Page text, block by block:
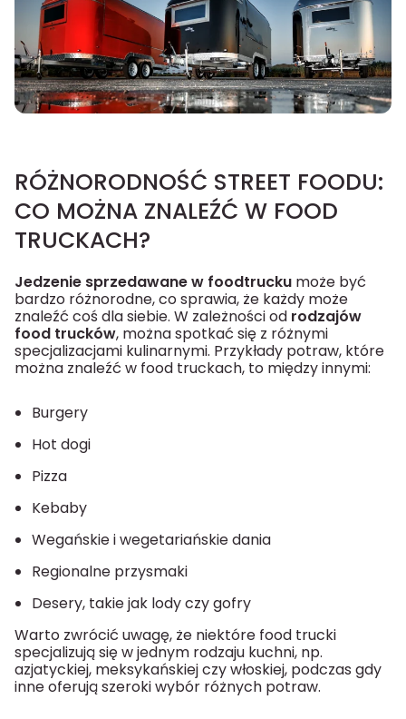
RÓŻNORODNOŚĆ STREET FOODU:
CO MOŻNA ZNALEŹĆ W FOOD
TRUCKACH?
Jedzenie sprzedawane w foodtrucku może być
bardzo różnorodne, co sprawia, że każdy może
znaleźć coś dla siebie. W zależności od rodzajów
food trucków, można spotkać się z różnymi
specjalizacjami kulinarnymi. Przykłady potraw, które
można znaleźć w food truckach, to między innymi:
Burgery
Hot dogi
Pizza
Kebaby
Wegańskie i wegetariańskie dania
Regionalne przysmaki
Desery, takie jak lody czy gofry
Warto zwrócić uwagę, że niektóre food trucki
specjalizują się w jednym rodzaju kuchni, np.
azjatyckiej, meksykańskiej czy włoskiej, podczas gdy
inne oferują szeroki wybór różnych potraw.